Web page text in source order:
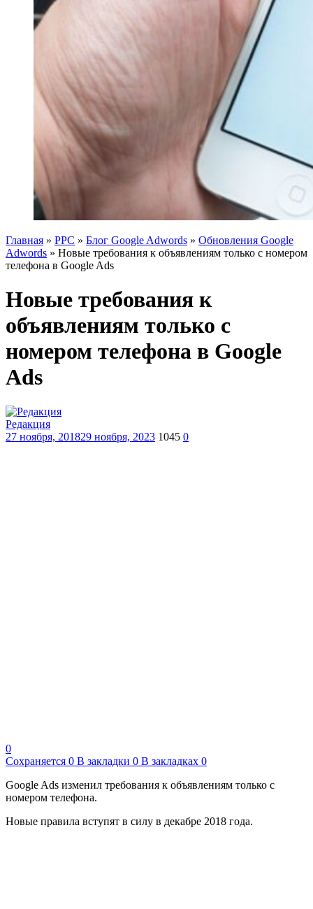
Главная » PPC » Блог Google Adwords » Обновления Google
Adwords » Новые требования к объявлениям только с номером
телефона в Google Ads
Новые требования к
объявлениям только с
номером телефона в Google
Ads
Редакция
27 ноября, 201829 ноября, 2023 1045 0
0
Сохраняется 0 В закладки 0 В закладках 0
Google Ads изменил требования к объявлениям только с
номером телефона.
Новые правила вступят в силу в декабре 2018 года.